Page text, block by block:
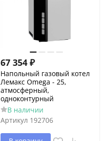
67 354 ₽
Напольный газовый котел
Лемакс Omega - 25,
атмосферный,
одноконтурный
В наличии
Артикул 192706